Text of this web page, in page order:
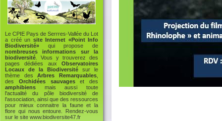
Le CPIE Pays de Serrres-Vallée du Lot
a créé un site Internet «Point Info
Biodiversité» qui propose de
nombreuses informations sur la
biodiversité . Vous y trouverez des
pages dédiées aux Observatoires
Locaux de la Biodiversité sur le
thème desArbres Remarquables
des Orchidées sauvageset des
amphibiens mais aussi toute
l'actualité du pôle biodiversité de
l'association, ainsi que des ressources
pour mieux connaitre la faune et la
flore qui nous entoure. Rendez-vous
sur le site www.biodiversite47.fr